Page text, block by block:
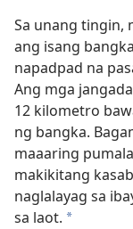
Sa unang tingin,
ang isang
napadpad na
Ang mga
12 kilometro
ng bangka.
maaaring
makikitang
naglalayag sa
sa laot. a